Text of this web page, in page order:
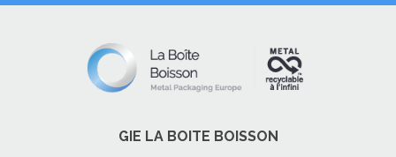
GIE LA BOITE BOISSON